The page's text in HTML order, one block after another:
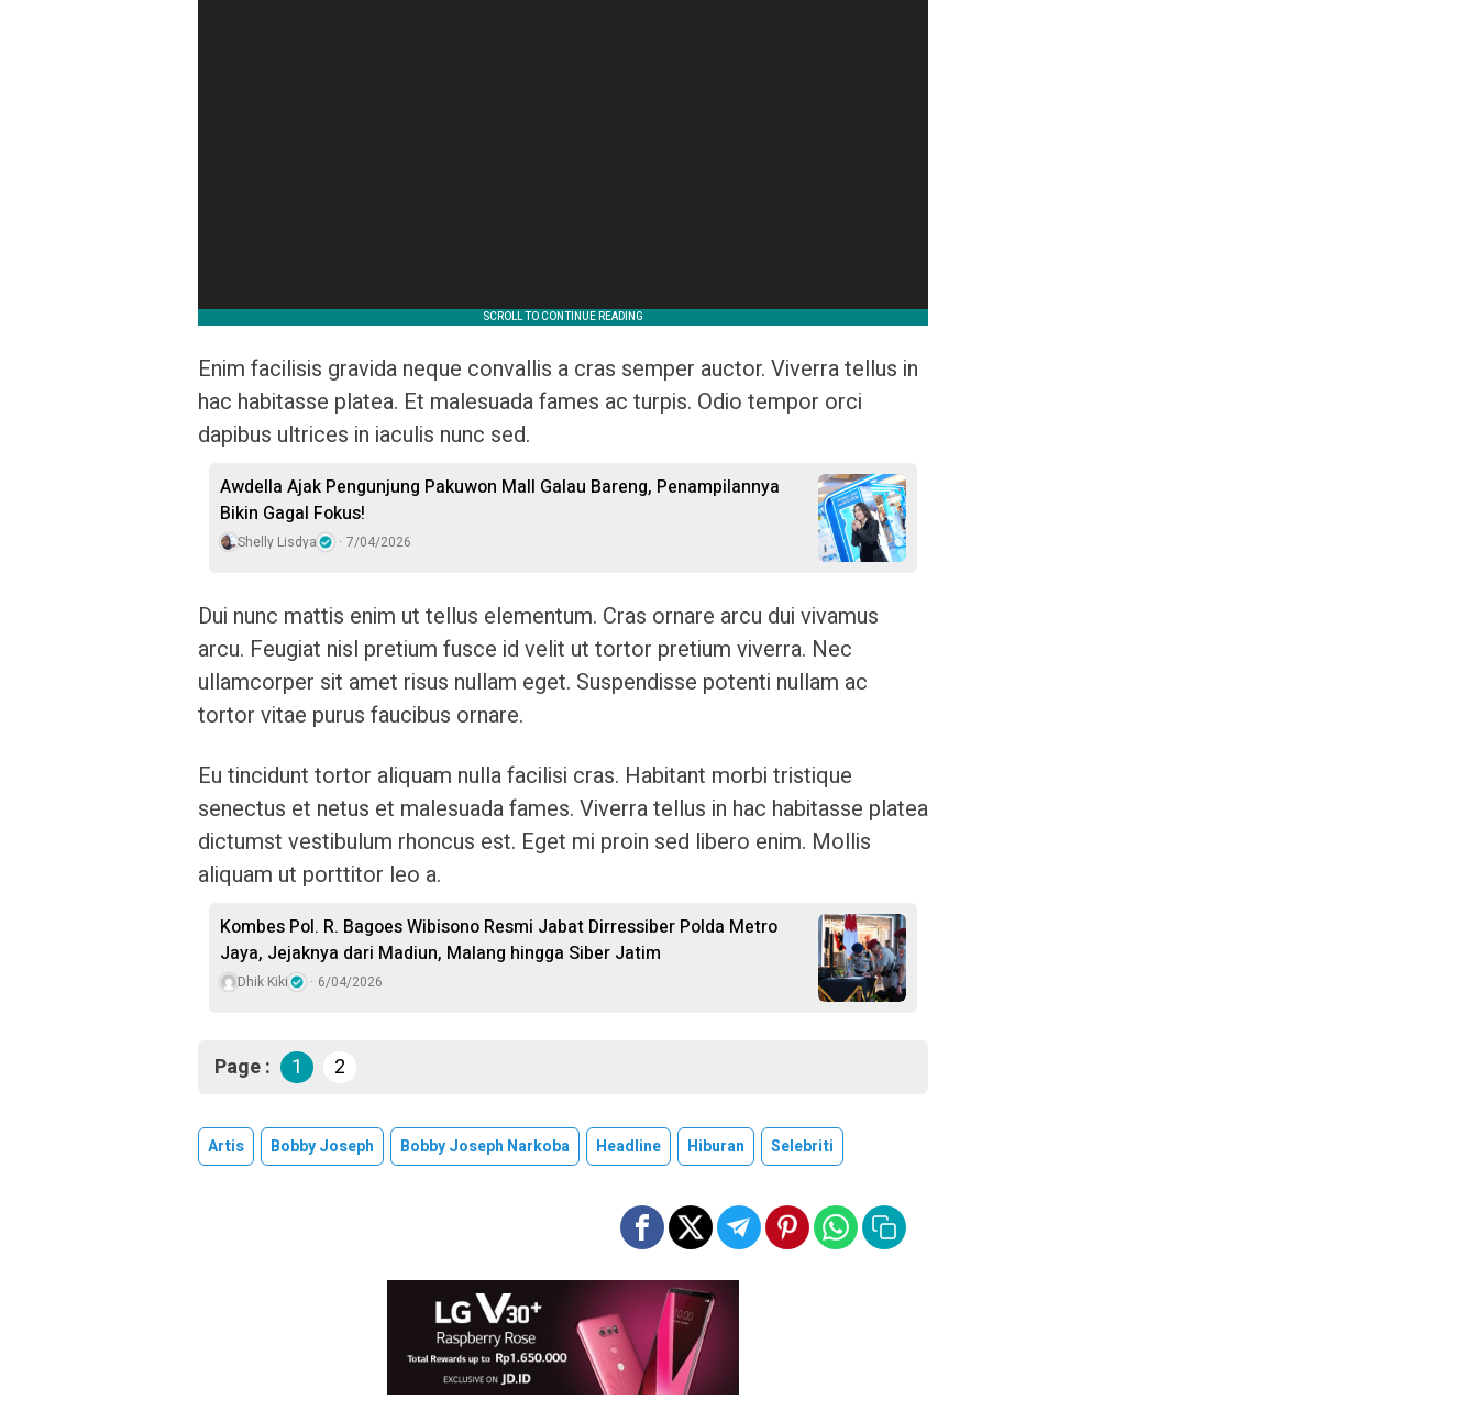
Enim facilisis gravida neque convallis a cras semper auctor. Viverra tellus in
hac habitasse platea. Et malesuada fames ac turpis. Odio tempor orci
dapibus ultrices in iaculis nunc sed.
Awdella Ajak Pengunjung Pakuwon Mall Galau Bareng, Penampilannya
Bikin Gagal Fokus!
Shelly Lisdya 7/04/2026
Dui nunc mattis enim ut tellus elementum. Cras ornare arcu dui vivamus
arcu. Feugiat nisl pretium fusce id velit ut tortor pretium viverra. Nec
ullamcorper sit amet risus nullam eget. Suspendisse potenti nullam ac
tortor vitae purus faucibus ornare.
Eu tincidunt tortor aliquam nulla facilisi cras. Habitant morbi tristique
senectus et netus et malesuada fames. Viverra tellus in hac habitasse platea
dictumst vestibulum rhoncus est. Eget mi proin sed libero enim. Mollis
aliquam ut porttitor leo a.
Kombes Pol. R. Bagoes Wibisono Resmi Jabat Dirressiber Polda Metro
Jaya, Jejaknya dari Madiun, Malang hingga Siber Jatim
Dhik Kiki 6/04/2026
Page : 1 2
Artis Bobby Joseph Bobby Joseph Narkoba Headline Hiburan Selebriti